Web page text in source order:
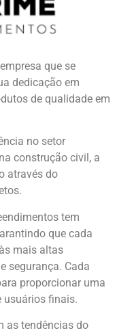
que se
dedicação em
de qualidade em
no setor
construção civil, a
através do
tem
que cada
mais altas
segurança. Cada
proporcionar uma
usuários finais.
as tendências do